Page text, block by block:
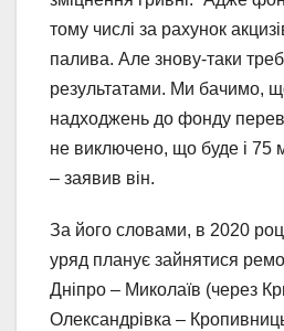
тому числі за рахунок
палива. Але знову-таки
результатами. Ми бачимо,
надходжень до фонду
не виключено, що буде і 75
– заявив він.
За його словами, в 2020
уряд планує зайнятися
Дніпро – Миколаїв (через
Олександрівка –